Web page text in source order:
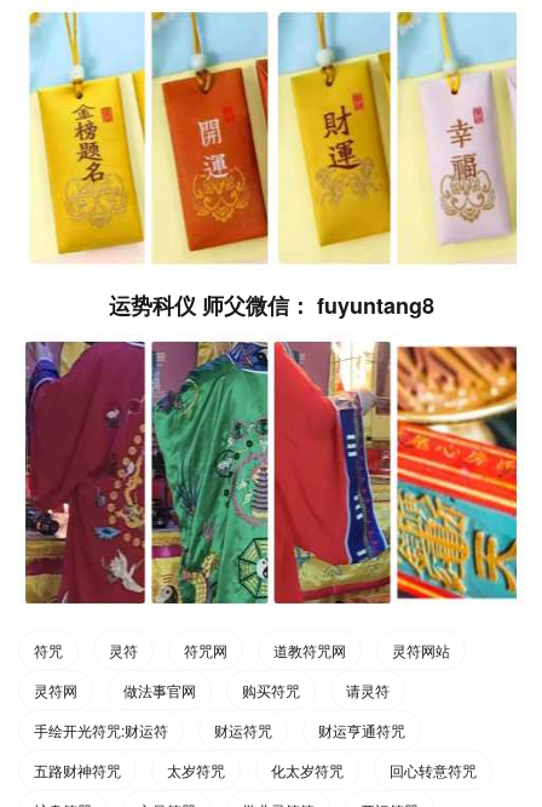
运势科仪 师父微信： fuyuntang8
符咒 灵符 符咒网 道教符咒网
灵符网站
灵符网
做法事官网 购买符咒
请灵符
手绘开光符咒:财运符
财运符咒
财运亨通符咒
五路财神符咒
太岁符咒 化太岁符咒
回心转意符咒